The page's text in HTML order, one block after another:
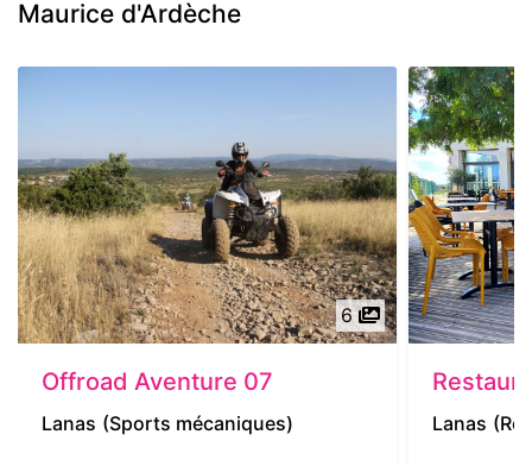
Maurice d'Ardèche
6
Offroad Aventure 07
Lanas (Sports mécaniques) Lanas